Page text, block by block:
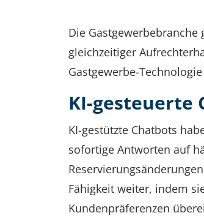
Die
gleichzeitiger
Gastgewerbe-
KI-gesteuerte
KI-gestützte Chatbots
sofortige Antworten auf
Fähigkeit weiter, indem
Kundenpräferenzen